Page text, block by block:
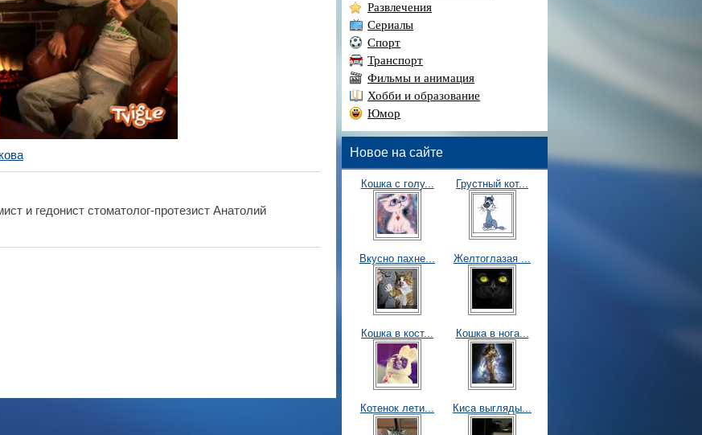
и гедонист стоматолог-протезист Анатолий
Развлечения
Сериалы
Спорт
Транспорт
Фильмы и анимация
Хобби и образование
Юмор
Новое на сайте
Кошка с голу... Грустный кот...
Вкусно пахне... Желтоглазая ...
Кошка в кост... Кошка в нога...
Котенок лети... Киса выгляды...